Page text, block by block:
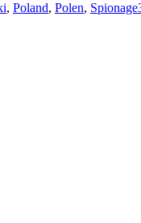
, Poland, Polen, Spionage